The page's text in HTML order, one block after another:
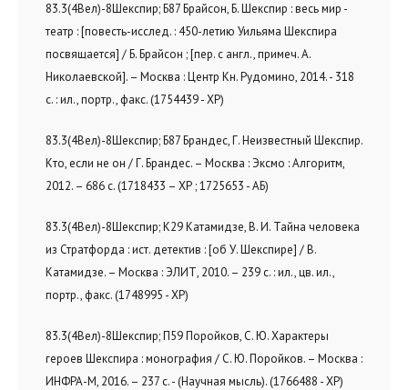
83.3(4Вел)-8Шекспир; Б87 Брайсон, Б. Шекспир : весь мир -
театр : [повесть-исслед. : 450-летию Уильяма Шекспира
посвящается] / Б. Брайсон ; [пер. с англ., примеч. А.
Николаевской]. – Москва : Центр Кн. Рудомино, 2014. - 318
с. : ил., портр., факс. (1754439 - ХР)
83.3(4Вел)-8Шекспир; Б87 Брандес, Г. Неизвестный Шекспир.
Кто, если не он / Г. Брандес. – Москва : Эксмо : Алгоритм,
2012. – 686 с. (1718433 – ХР ; 1725653 - АБ)
83.3(4Вел)-8Шекспир; К29 Катамидзе, В. И. Тайна человека
из Стратфорда : ист. детектив : [об У. Шекспире] / В.
Катамидзе. – Москва : ЭЛИТ, 2010. – 239 с. : ил., цв. ил.,
портр., факс. (1748995 - ХР)
83.3(4Вел)-8Шекспир; П59 Поройков, С. Ю. Характеры
героев Шекспира : монография / С. Ю. Поройков. – Москва :
ИНФРА-М, 2016. – 237 с. - (Научная мысль). (1766488 - ХР)